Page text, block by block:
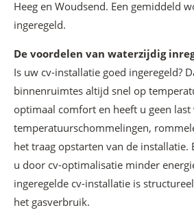
Heeg en Woudsend. Een gemiddeld
ingeregeld.
De voordelen van waterzijdig
Is uw cv-installatie goed ingeregeld?
binnenruimtes altijd snel op
optimaal comfort en heeft u geen last
temperatuurschommelingen,
het traag opstarten van de
u door cv-optimalisatie minder
ingeregelde cv-installatie is
het gasverbruik.